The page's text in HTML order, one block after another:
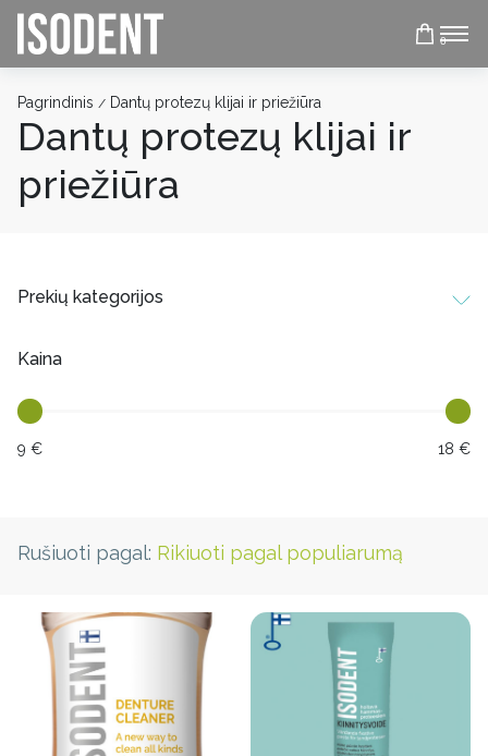
0
Pagrindinis / Dantų protezų klijai ir priežiūra
Dantų protezų klijai ir
priežiūra
Prekių kategorijos
Kaina
9 € 18 €
Rušiuoti pagal: Rikiuoti pagal populiarumą